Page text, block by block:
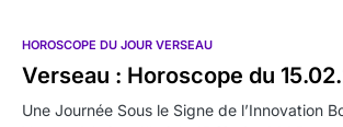
HOROSCOPE DU JOUR VERSEAU
Verseau : Horoscope du
Une Journée Sous le Signe de l’Innovation